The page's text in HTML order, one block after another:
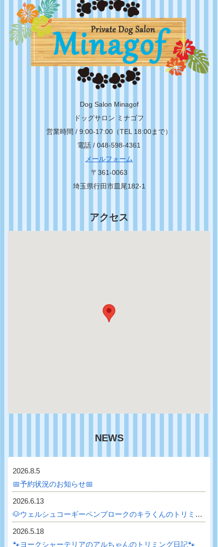
Dog Salon Minagof
ドッグサロン ミナゴフ
営業時間 / 9:00-17:00（TEL 18:00まで）
電話 / 048-598-4361
メールフォーム
〒361-0063
埼玉県行田市皿尾182-1
アクセス
NEWS
2026.8.5
📅予約状況のお知らせ📅
2026.6.13
🐶ウェルシュコーギーペンブロークのキラくんのトリミング日記🐶
2026.5.18
🐾ヨークシャーテリアのアルちゃんのトリミング日記🐾